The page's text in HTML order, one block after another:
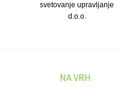
svetovanje upravljanje
d.o.o.
NA VRH